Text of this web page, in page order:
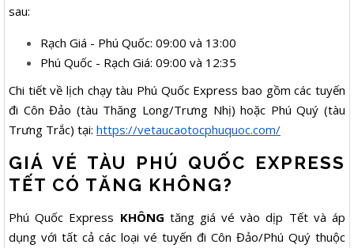
sau:
Rạch Giá - Phú Quốc: 09:00 và 13:00
Phú Quốc - Rạch Giá: 09:00 và 12:35
Chi tiết về lịch chạy tàu Phú Quốc Express bao gồm các tuyến
đi Côn Đảo (tàu Thăng Long/Trưng Nhị) hoặc Phú Quý (tàu
Trưng Trắc) tại: https://vetaucaotocphuquoc.com/
GIÁ VÉ TÀU PHÚ QUỐC EXPRESS
TẾT CÓ TĂNG KHÔNG?
Phú Quốc Express KHÔNG tăng giá vé vào dịp Tết và áp
dụng với tất cả các loại vé tuyến đi Côn Đảo/Phú Quý thuộc